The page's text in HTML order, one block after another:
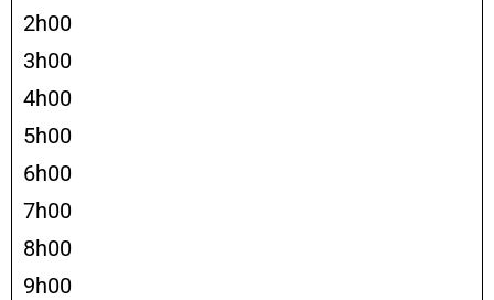
2h00
3h00
4h00
5h00
6h00
7h00
8h00
9h00